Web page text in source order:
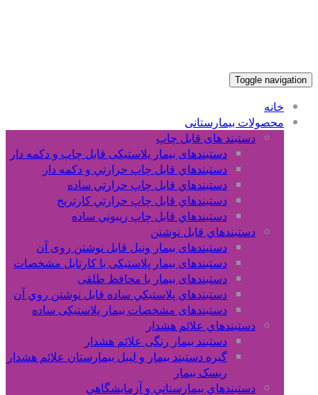
Toggle navigation
خانه
محصولات بیمارستانی
دستبند های قابل چاپ
دستبندهای بیمار پلاستیکی قابل چاپ و دکمه دار
دستبندهاي قابل چاپ حرارتي و دکمه دار
دستبندهاي قابل چاپ حرارتي ساده
دستبندهاي قابل چاپ حرارتي کارتريج
دستبندهاي قابل چاپ ريبوني ساده
دستبندهاي قابل نوشتن
دستبندهای بیمار ونیل قابل نوشتن روی آن
دستبندهای بیمار پلاستیکی با کارتابل مشخصات
دستبندهای بیمار با محافظ طلقی
دستبندهاي پلاستيکي ساده قابل نوشتن روي آن
دستبندهای مشخصات بیمار پلاستیکی ساده
دستبندهاي علائم هشدار
دستبند بیمار رنگی علائم هشدار
گیره دستبند بیمار و لیبل بیمارستان علائم هشدار
ریسک بیمار
دستبندهاي بيمارستاني و آزمايشگاهي